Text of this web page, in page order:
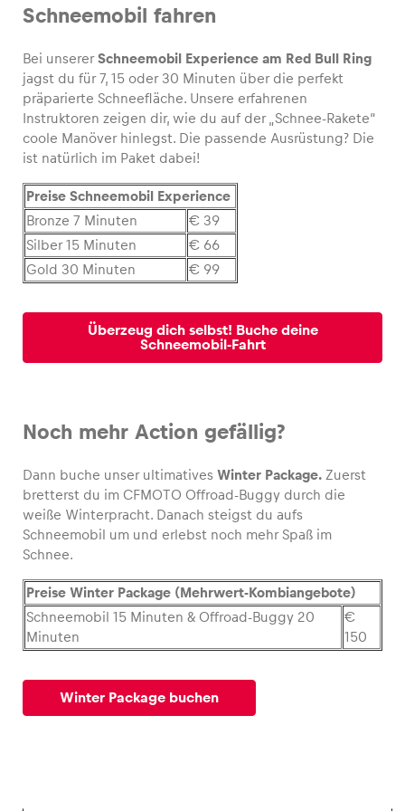
Fahrzeug
Alle anzeigen
Business
Alle anzeigen
Schneemobil fahren
Bei unsererSchneemobil Experience am Red Bull Ring
jagst du für 7, 15 oder 30 Minuten über die perfekt
präparierte Schneefläche. Unsere erfahrenen
Instruktoren zeigen dir, wie du auf der „Schnee-Rakete“
coole Manöver hinlegst. Die passende Ausrüstung? Die
ist natürlich im Paket dabei!
Preise Schneemobil Experience
Bronze 7 Minuten
€ 39
Silber 15 Minuten
€ 66
Gold 30 Minuten
€ 99
Überzeug dich selbst! Buche deine
Schneemobil-Fahrt
Noch mehr Action gefällig?
Dann buche unser ultimatives Winter Package. Zuerst
bretterst du im CFMOTO Offroad-Buggy durch die
weiße Winterpracht. Danach steigst du aufs
Schneemobil um und erlebst noch mehr Spaß im
Schnee.
Preise Winter Package (Mehrwert-Kombiangebote)
Schneemobil 15 Minuten & Offroad-Buggy 20
Minuten
€
150
Winter Package buchen